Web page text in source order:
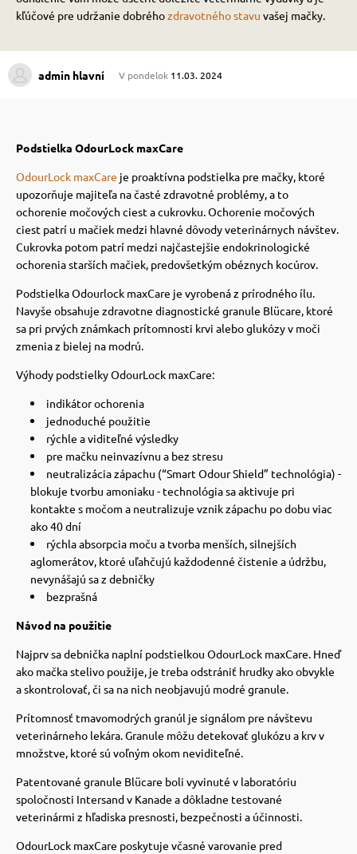
psov
psov
psov
psov
psov
poukazy
a pelechy
mačky
mačky
mačky
podložky
poukazy
kľúčové pre udržanie dobréhozdravotného stavu vašej mačky.
admin hlavní V pondelok 11.03. 2024
Podstielka OdourLock maxCare
OdourLock maxCare je proaktívna podstielka pre mačky, ktoré
upozorňuje majiteľa na časté zdravotné problémy, a to
ochorenie močových ciest a cukrovku. Ochorenie močových
ciest patrí u mačiek medzi hlavné dôvody veterinárnych návštev.
Cukrovka potom patrí medzi najčastejšie endokrinologické
ochorenia starších mačiek, predovšetkým obéznych kocúrov.
Podstielka Odourlock maxCare je vyrobená z prírodného ílu.
Navyše obsahuje zdravotne diagnostické granule Blücare, ktoré
sa pri prvých známkach prítomnosti krvi alebo glukózy v moči
zmenia z bielej na modrú.
Výhody podstielky OdourLock maxCare:
indikátor ochorenia
jednoduché použitie
rýchle a viditeľné výsledky
pre mačku neinvazívnu a bez stresu
neutralizácia zápachu (“Smart Odour Shield” technológia) -
blokuje tvorbu amoniaku - technológia sa aktivuje pri
kontakte s močom a neutralizuje vznik zápachu po dobu viac
ako 40 dní
rýchla absorpcia moču a tvorba menších, silnejších
aglomerátov, ktoré uľahčujú každodenné čistenie a údržbu,
nevynášajú sa z debničky
bezprašná
Návod na použitie
Najprv sa debnička naplní podstielkou OdourLock maxCare. Hneď
ako mačka stelivo použije, je treba odstrániť hrudky ako obvykle
a skontrolovať, či sa na nich neobjavujú modré granule.
Prítomnosť tmavomodrých granúl je signálom pre návštevu
veterinárneho lekára. Granule môžu detekovať glukózu a krv v
množstve, ktoré sú voľným okom neviditeľné.
Patentované granule Blücare boli vyvinuté v laboratóriu
spoločnosti Intersand v Kanade a dôkladne testované
veterinármi z hľadiska presnosti, bezpečnosti a účinnosti.
OdourLock maxCare poskytuje včasné varovanie pred